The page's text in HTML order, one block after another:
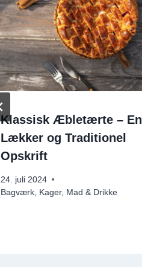
Klassisk Æbletærte – En
Lækker og Traditionel
Opskrift
24. juli 2024
Bagværk
Kager, Mad & Drikke